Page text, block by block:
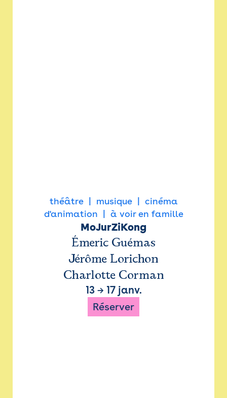
théâtre musique
cinéma
d'animation
à voir en famille
MoJurZiKong
Émeric Guémas
Jérôme Lorichon
Charlotte Corman
13→ 17 janv.
Réserver